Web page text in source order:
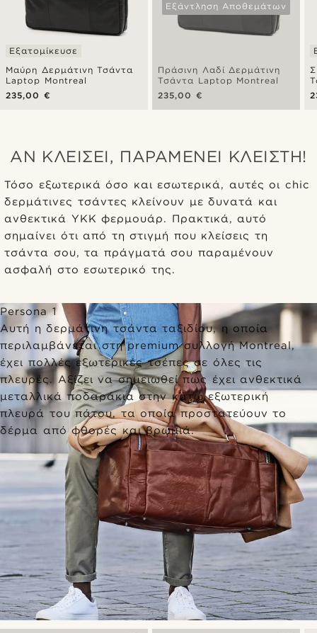
Μαύρη Δερμάτινη Τσάντα
Laptop Montreal
Εξατομίκευσε
235,00 €
Εξάντληση Αποθεμάτων
Πράσινη Λαδί Δερμάτινη
Τσάντα Laptop Montreal
235,00 €
ΑΝ ΚΛΕΊΣΕΙ, ΠΑΡΑΜΈΝΕΙ ΚΛΕΙΣΤΉ!
Τόσο εξωτερικά όσο και εσωτερικά, αυτές οι chic
δερμάτινες τσάντες κλείνουν με δυνατά και
ανθεκτικά ΥΚΚ φερμουάρ. Πρακτικά, αυτό
σημαίνει ότι από τη στιγμή που κλείσεις τη
τσάντα σου, τα πράγματά σου παραμένουν
ασφαλή στο εσωτερικό της.
Persona 1
Αυτή η δερμάτινη τσάντα ταξιδίου, η οποία
περιλαμβάνεται στη premium συλλογή Montreal,
έχει πολλές εξωτερικές τσέπες σε όλες τις
πλευρές. Αξίζει να σημειωθεί πως έχει ανθεκτικά
μεταλλικά ποδαράκια στην κάτω εξωτερική
πλευρά του πάτου, τα οποία προστατεύουν το
δέρμα από φθορές και βρωμιά.